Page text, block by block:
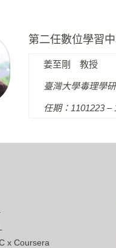
第二任數位學習
姜至剛 教授
臺灣大學毒理學
任期：1101223 –
x Coursera